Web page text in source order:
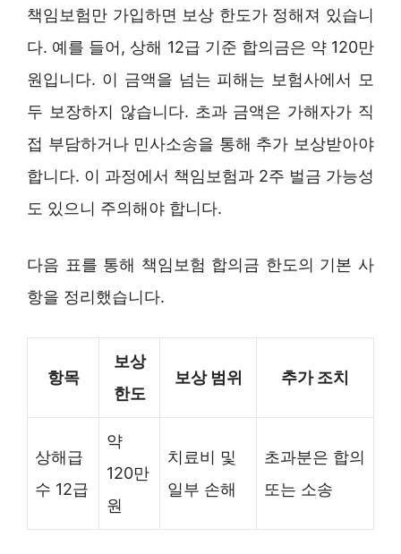
책임보험만 가입하면 보상 한도가 정해져 있습니
다. 예를 들어, 상해 12급 기준 합의금은 약 120만
원입니다. 이 금액을 넘는 피해는 보험사에서 모
두 보장하지 않습니다. 초과 금액은 가해자가 직
접 부담하거나 민사소송을 통해 추가 보상받아야
합니다. 이 과정에서 책임보험과 2주 벌금 가능성
도 있으니 주의해야 합니다.
다음 표를 통해 책임보험 합의금 한도의 기본 사
항을 정리했습니다.
항목
보상
한도
보상 범위 추가 조치
상해급
수 12급
약
120만
원
치료비 및
일부 손해
초과분은 합의
또는 소송